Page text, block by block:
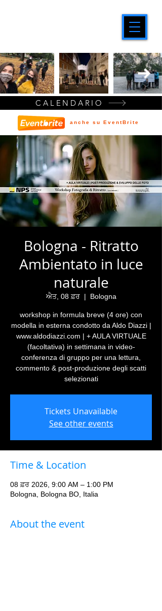
Bologna - Ritratto
Ambientato in luce
naturale
ਐਤ, 08 ਫ਼ਰ
  |
Bologna
workshop in formula breve (4 ore) con
modella in esterna condotto da Aldo Diazzi |
www.aldodiazzi.com | + AULA VIRTUALE
(facoltativa) in settimana in video-
conferenza di gruppo per una lettura,
commento & post-produzione degli scatti
selezionati
Tickets Unavailable
See other events
Time & Location
08 ਫ਼ਰ 2026, 9:00 AM – 1:00 PM
Bologna, Bologna BO, Italia
About the event
CALENDARIO
anche su EventBrite